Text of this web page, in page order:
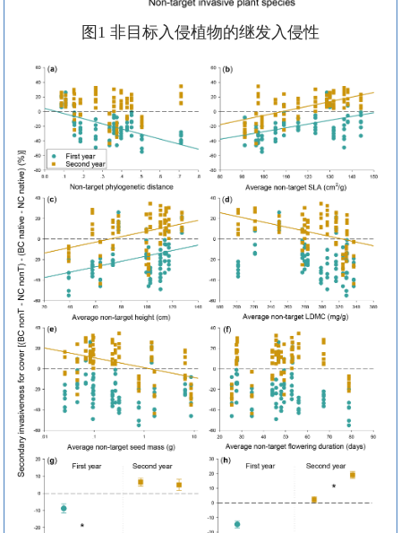
图 1 非目标入侵植物的继发入侵性